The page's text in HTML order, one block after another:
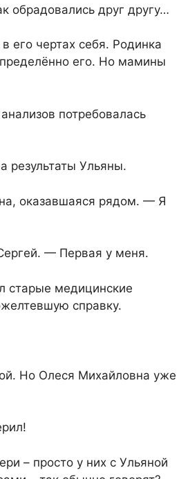
обрадовались друг другу…
его чертах себя. Родинка
его. Но мамины
потребовалась
результаты Ульяны.
оказавшаяся рядом. — Я
— Первая у меня.
старые медицинские
справку.
Но Олеся Михайловна уже
– просто у них с Ульяной